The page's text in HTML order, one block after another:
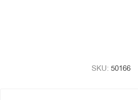
SKU: 50166